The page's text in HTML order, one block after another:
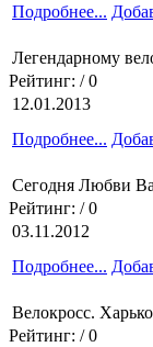
Подробнее...
Легендарному
Рейтинг: / 0
12.01.2013
Подробнее...
Сегодня Любви
Рейтинг: / 0
03.11.2012
Подробнее...
Велокросс.
Рейтинг: / 0